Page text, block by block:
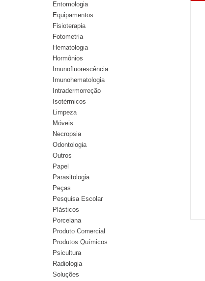
Entomologia
Equipamentos
Fisioterapia
Fotometria
Hematologia
Hormônios
Imunofluorescência
Imunohematologia
Intradermorreção
Isotérmicos
Limpeza
Móveis
Necropsia
Odontologia
Outros
Papel
Parasitologia
Peças
Pesquisa Escolar
Plásticos
Porcelana
Produto Comercial
Produtos Químicos
Psicultura
Radiologia
Soluções